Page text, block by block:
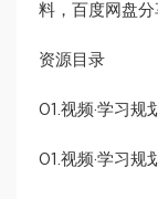
料，百度网盘分
资源目录
01.视频·学习规
01.视频·学习规